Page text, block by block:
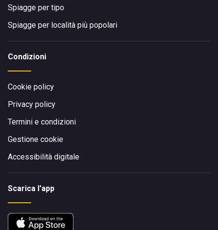
Spiagge per tipo
Spiagge per località più popolari
Condizioni
Cookie policy
Privacy policy
Termini e condizioni
Gestione cookie
Accessibilità digitale
Scarica l'app